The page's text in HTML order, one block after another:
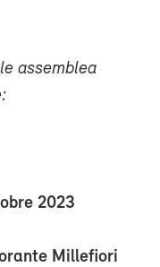
assemblea
2023
Millefiori